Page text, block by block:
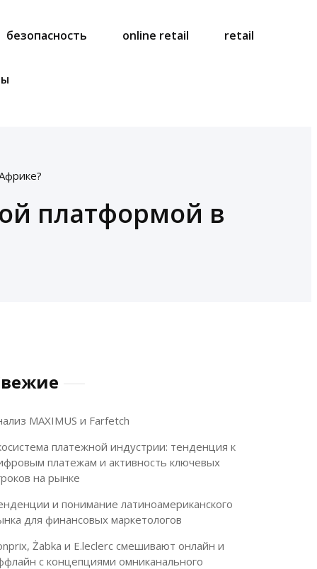
безопасность online retail retail
платформой в
MAXIMUS и Farfetch
платежной индустрии: тенденция к
платежам и активность ключевых
на рынке
и понимание латиноамериканского
для финансовых маркетологов
Żabka и E.leclerc смешивают онлайн и
с концепциями омниканального